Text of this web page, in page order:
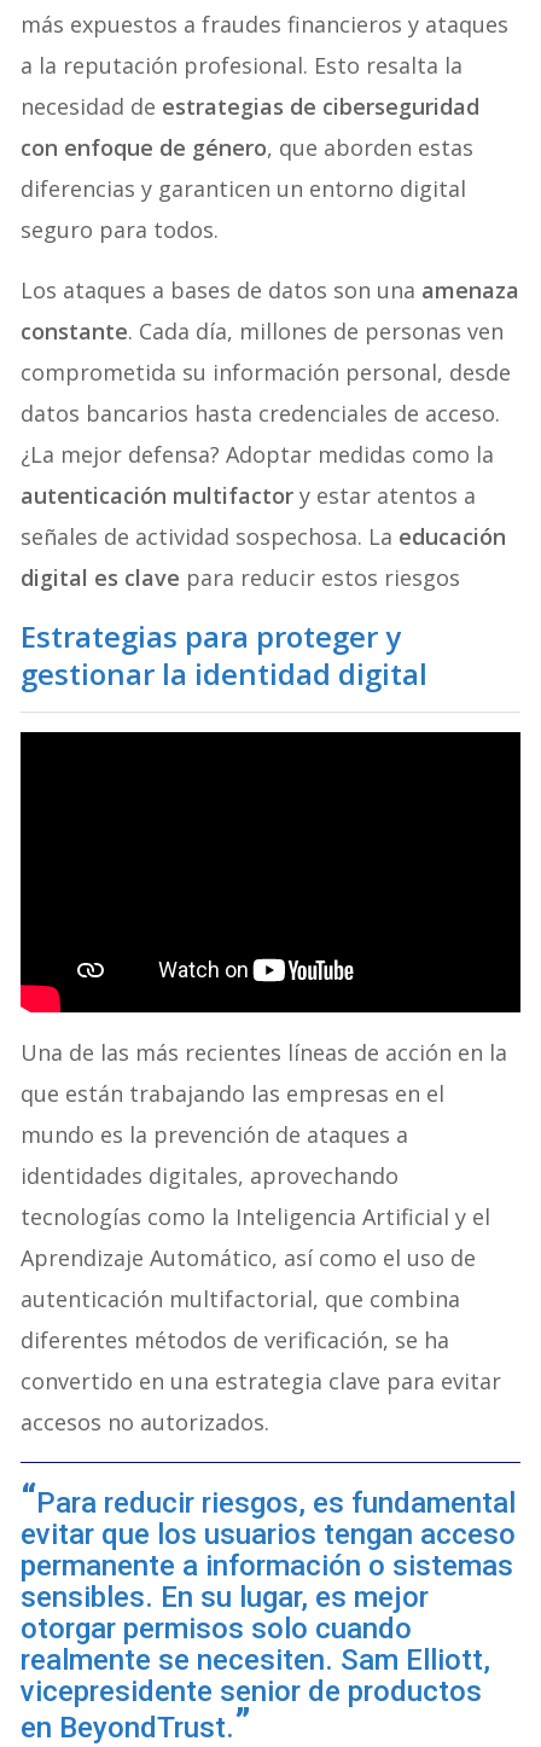
más expuestos a fraudes financieros y ataques
a la reputación profesional. Esto resalta la
necesidad de estrategias de ciberseguridad
con enfoque de género, que aborden estas
diferencias y garanticen un entorno digital
seguro para todos.
Los ataques a bases de datos son una amenaza
constante. Cada día, millones de personas ven
comprometida su información personal, desde
datos bancarios hasta credenciales de acceso.
¿La mejor defensa? Adoptar medidas como la
autenticación multifactor y estar atentos a
señales de actividad sospechosa. La educación
digital es clave para reducir estos riesgos
Estrategias para proteger y
gestionar la identidad digital
Una de las más recientes líneas de acción en la
que están trabajando las empresas en el
mundo es la prevención de ataques a
identidades digitales, aprovechando
tecnologías como la Inteligencia Artificial y el
Aprendizaje Automático, así como el uso de
autenticación multifactorial, que combina
diferentes métodos de verificación, se ha
convertido en una estrategia clave para evitar
accesos no autorizados.
Para reducir riesgos, es fundamental
evitar que los usuarios tengan acceso
permanente a información o sistemas
sensibles. En su lugar, es mejor
otorgar permisos solo cuando
realmente se necesiten. Sam Elliott,
vicepresidente senior de productos
en BeyondTrust.